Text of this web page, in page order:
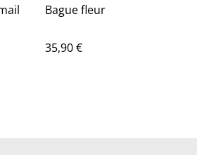
Bague fleur
35,90 €